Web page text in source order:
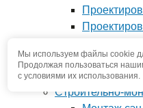
Мы используем файлы cookie
Продолжая пользоваться
с условиями их использования.
Строительно-